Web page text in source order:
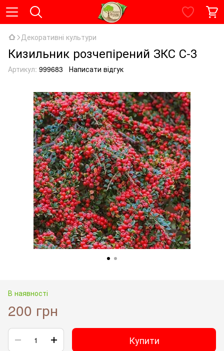
Декоративні культури
Кизильник розчепірений ЗКС С-3
Артикул: 999683 Написати відгук
В наявності
200 грн
Купити